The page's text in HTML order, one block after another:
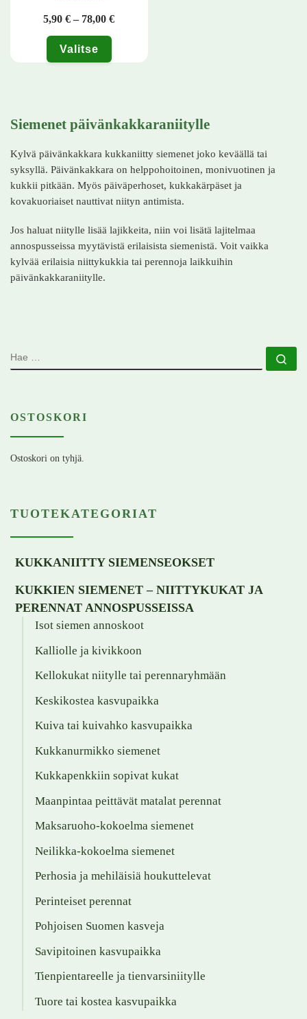
5,90€ – 78,00€Hintaluokka: 5,90 € - 78,00 €
Valitse
Siemenet päivänkakkaraniitylle
Kylvä päivänkakkara kukkaniitty siemenet joko keväällä tai
syksyllä. Päivänkakkara on helppohoitoinen, monivuotinen ja
kukkii pitkään. Myös päiväperhoset, kukkakärpäset ja
kovakuoriaiset nauttivat niityn antimista.
Jos haluat niitylle lisää lajikkeita, niin voi lisätä lajitelmaa
annospusseissa myytävistä erilaisista siemenistä. Voit vaikka
kylvää erilaisia niittykukkia tai perennoja laikkuihin
päivänkakkaraniitylle.
HAE
OSTOSKORI
Ostoskori on tyhjä.
TUOTEKATEGORIAT
KUKKANIITTY SIEMENSEOKSET
KUKKIEN SIEMENET – NIITTYKUKAT JA
PERENNAT ANNOSPUSSEISSA
Isot siemen annoskoot
Kalliolle ja kivikkoon
Kellokukat niitylle tai perennaryhmään
Keskikostea kasvupaikka
Kuiva tai kuivahko kasvupaikka
Kukkanurmikko siemenet
Kukkapenkkiin sopivat kukat
Maanpintaa peittävät matalat perennat
Maksaruoho-kokoelma siemenet
Neilikka-kokoelma siemenet
Perhosia ja mehiläisiä houkuttelevat
Perinteiset perennat
Pohjoisen Suomen kasveja
Savipitoinen kasvupaikka
Tienpientareelle ja tienvarsiniitylle
Tuore tai kostea kasvupaikka